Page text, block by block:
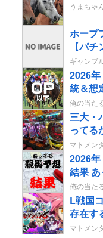
うまちゃ
ホープ
【パ
ギャンブ
2026
統＆想
俺の当た
三大・
ってる
元なん
マトメン
2026年
結果
俺の当た
L戦国
存在す
も…
マトメン